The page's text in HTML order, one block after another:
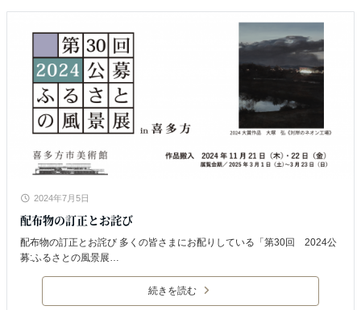
2024年7月5日
配布物の訂正とお詫び
配布物の訂正とお詫び 多くの皆さまにお配りしている「第30回 2024公
募:ふるさとの風景展…
続きを読む